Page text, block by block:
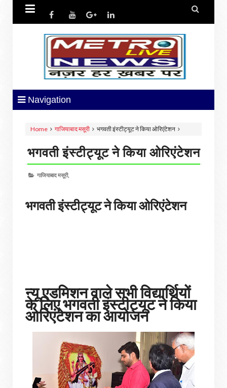
 
Navigation
Home गाजियाबाद मसूरी भगवती इंस्टीट्यूट ने किया ओरिएंटेशन
भगवती इंस्टीट्यूट ने किया ओरिएंटेशन
गाजियाबाद मसूरी,
भगवती इंस्टीट्यूट ने किया ओरिएंटेशन
न्यू एडमिशन वाले सभी विद्यार्थियों
के लिए भगवती इंस्टीट्यूट ने किया
ओरिएंटेशन का आयोजन